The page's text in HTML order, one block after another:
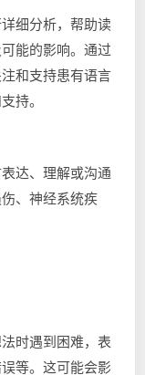
细分析，帮助读
能的影响。通过
和支持患有语言
持。
达、理解或沟通
、神经系统疾
时遇到困难，表
等。这可能会影